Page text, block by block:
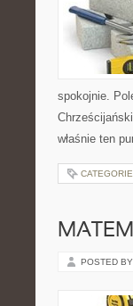
spokojnie.
właśnie ten
POSTED